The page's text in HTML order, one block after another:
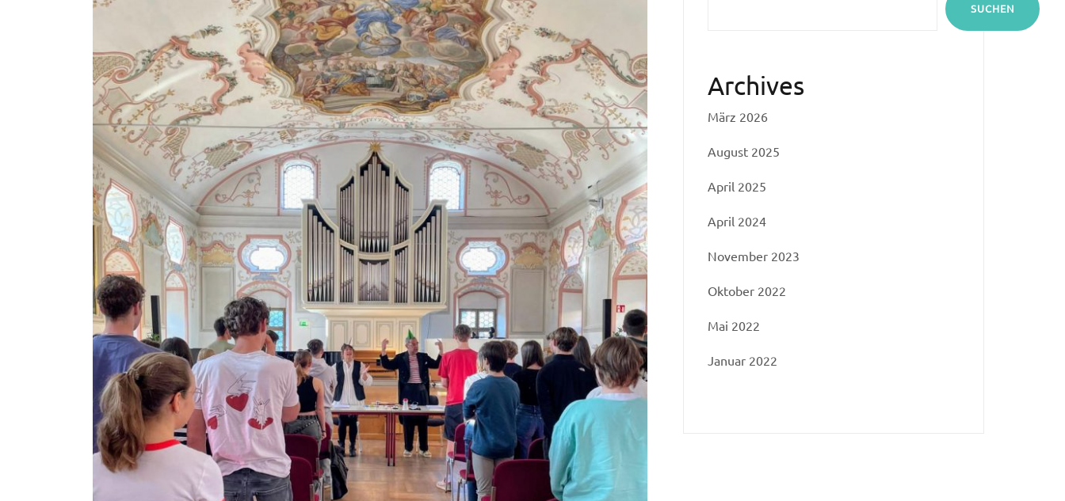
SUCHEN
Archives
März 2026
August 2025
April 2025
April 2024
November 2023
Oktober 2022
Mai 2022
Januar 2022